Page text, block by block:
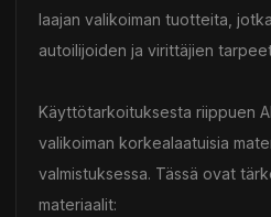
laajan valikoiman tuotteita,
autoilijoiden ja virittäjien
Käyttötarkoituksesta riippuen
valikoiman korkealaatuisia
valmistuksessa. Tässä ovat
materiaalit: